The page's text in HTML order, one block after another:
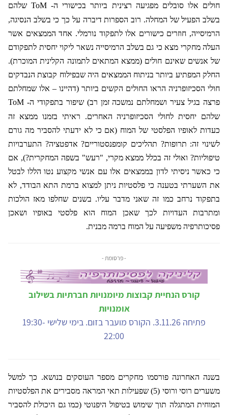
חולים אלו סובלים מפגיעה רצינית ביותר בכישורי ה- ToMשלהם
בשלב הפעיל של המחלה. רוב הספרות דיברה על כך כי בשלב הנסיגה,
הרמיסייה, חוזרים כישורים אלו לתפקוד נורמלי. אחד הממצאים אשר
העלה מחקרי מצא כי גם בשלב הרמיסייה נשאר ליקוי יחסית לתפקודם
של אנשים שאינם חולים (ממצא המתאים לתמונה הקלינית המוכרת).
החלק המפתיע ביותר בניתוח הממצאים היה שבפילוח קבוצת הנבדקים
חולי הסכיזופרניה הראו החולים הקשים ביותר (דהיינו – אלו שמחלתם
פרצה בגיל צעיר ושמחלתם נמשכה זמן רב) שיפור בתפקודי ה- ToM
שלהם יחסית לחולי הסכיזופרניה האחרים. ראיתי בזמנו ממצא זה
כעדות לאופיו הפלסטי של המוח (אם כי לא ידעתי להסביר מה גורם
לשינוי זה: תרופות? תהליכים קומפנסטוריים? אדפטציה? התערבויות
טיפוליות? ואולי זה בכלל ממצא מקרי, "רעש" בשפה המחקרית?), אם
כי כאשר ניסיתי לדון בממצאים אלו עם אנשי מקצוע נטו הללו לבטל
את השערתי בטענה כי פלסטיות ניתן למצוא ברמת התא הבודד, לא
בתפקוד נרחב כמו זה שאני מדבר עליו. בשנים שחלפו מאז הולכות
ומתרבות העדויות לכך שאכן המוח הוא פלסטי באופיו ושאכן
פסיכותרפיה משפיעה על המוח ברמה מבנית.
- פרסומת -
קורס הנחיית קבוצות מיומנויות חברתיות בשילוב
אומנויות
פתיחה 3.11.26. הקורס מועבר בזום. בימי שלישי 19:30-
22:00
בשנה האחרונה פורסמו מחקרים מספר העוסקים בנושא. כך למשל
משערים רוסי ורוסי (5) שפעילות תאי המראה מסבירים את הפלסטיות
המוחית המתגלה תוך שימוש בטיפול היפנוטי (כמו גם היכולת להסביר